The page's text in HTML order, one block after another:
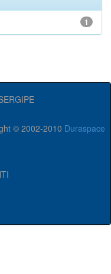
1
© 2002-2010 Duraspace